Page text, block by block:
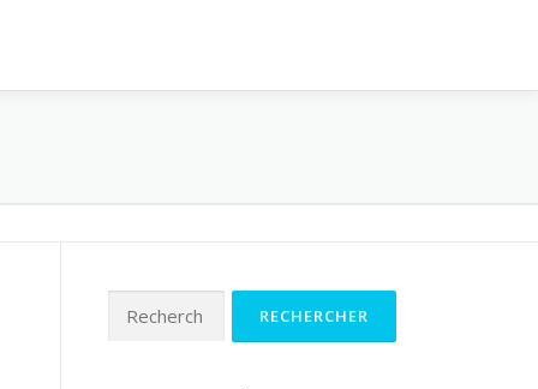
Rechercher :